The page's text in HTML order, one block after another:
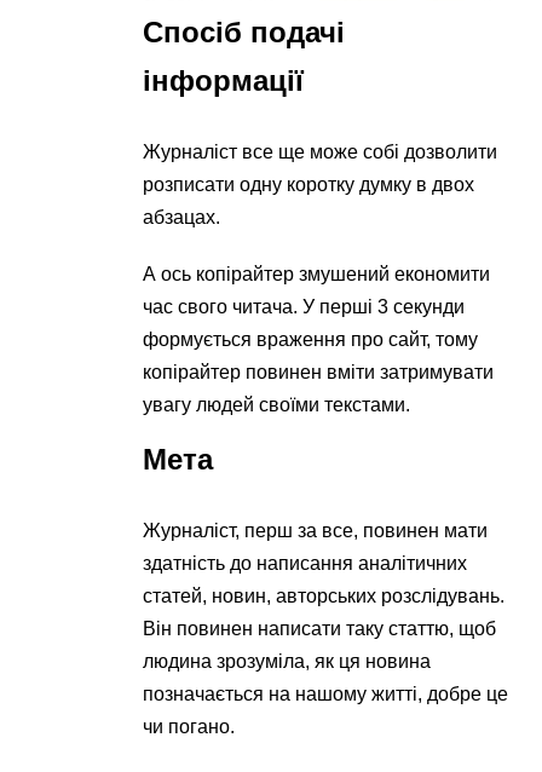
Спосіб подачі
інформації
Журналіст все ще може собі дозволити
розписати одну коротку думку в двох
абзацах.
А ось копірайтер змушений економити
час свого читача. У перші 3 секунди
формується враження про сайт, тому
копірайтер повинен вміти затримувати
увагу людей своїми текстами.
Мета
Журналіст, перш за все, повинен мати
здатність до написання аналітичних
статей, новин, авторських розслідувань.
Він повинен написати таку статтю, щоб
людина зрозуміла, як ця новина
позначається на нашому житті, добре це
чи погано.